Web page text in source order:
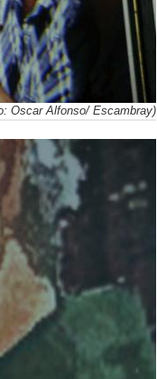
Oscar Alfonso/ Escambray)